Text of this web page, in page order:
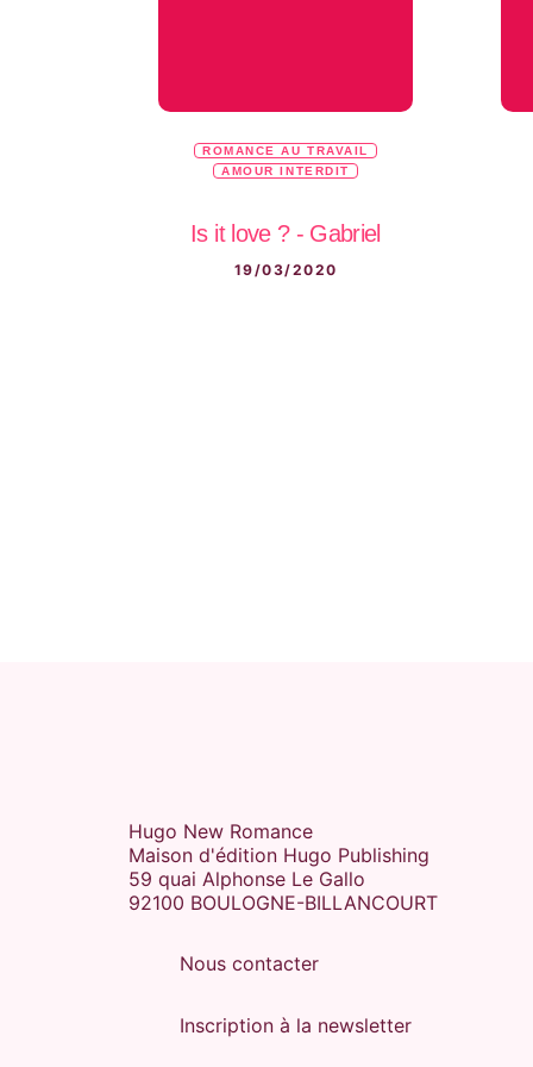
ROMANCE AU TRAVAIL
AMOUR INTERDIT
Is it love ? - Gabriel
19/03/2020
Hugo New Romance
Maison d'édition Hugo Publishing
59 quai Alphonse Le Gallo
92100 BOULOGNE-BILLANCOURT
Nous contacter
Inscription à la newsletter